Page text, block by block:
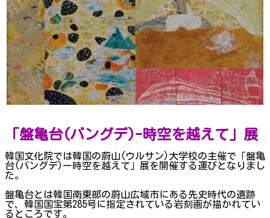
「盤亀台(バングデ)-時空を越えて」展
韓国文化院では韓国の蔚山(ウルサン)大学校の主催で「盤亀
台(バングデ)ー時空を越えて」展を開催する運びとなりまし
た。
盤亀台とは韓国南東部の蔚山広域市にある先史時代の遺跡
で、韓国国宝第285号に指定されている岩刻画が描かれてい
るところです。